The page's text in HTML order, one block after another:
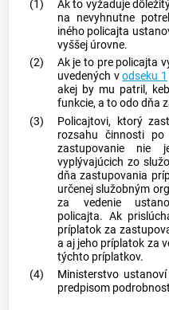
(1)
Ak to vyžaduje
na nevyhnutne
iného policajta
vyššej úrovne.
(2)
Ak je to pre policajta
uvedených vodseku 1
akej by mu patril,
funkcie, a to odo dňa
(3)
Policajtovi, ktorý
rozsahu činnosti
zastupovanie nie
vyplývajúcich zo
dňa zastupovania
určenej služobným
za vedenie
policajta. Ak
príplatok za
a aj jeho príplatok za
týchto príplatkov.
(4)
Ministerstvo
predpisom